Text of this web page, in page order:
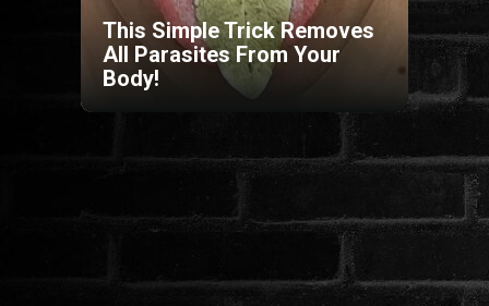
FANTASY
This Simple Trick Removes
All Parasites From Your
Body!